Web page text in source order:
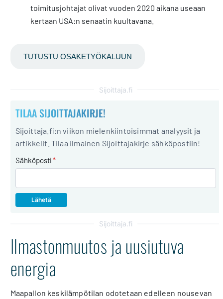
toimitusjohtajat olivat vuoden 2020 aikana useaan
kertaan USA:n senaatin kuultavana.
TUTUSTU OSAKETYÖKALUUN
Sijoittaja.fi
TILAA SIJOITTAJAKIRJE!
Sijoittaja.fi:n viikon mielenkiintoisimmat analyysit ja
artikkelit. Tilaa ilmainen Sijoittajakirje sähköpostiin!
Sähköposti*
Sijoittaja.fi
Ilmastonmuutos ja uusiutuva
energia
Maapallon keskilämpötilan odotetaan edelleen nousevan